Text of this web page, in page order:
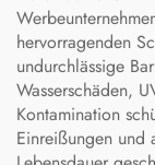
hervorragenden
undurchlässige
Wasserschäden,
Kontamination
Einreißungen und